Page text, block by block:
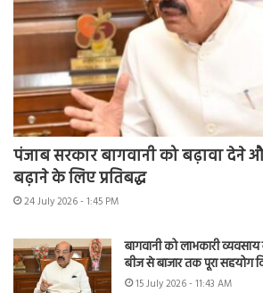
पंजाब सरकार बागवानी को बढ़ावा देने
बढ़ाने के लिए प्रतिबद्ध
24 July 2026 - 1:45 PM
बागवानी को लाभकारी
बीज से बाजार तक पूरा सहयोग
15 July 2026 - 11:43 AM